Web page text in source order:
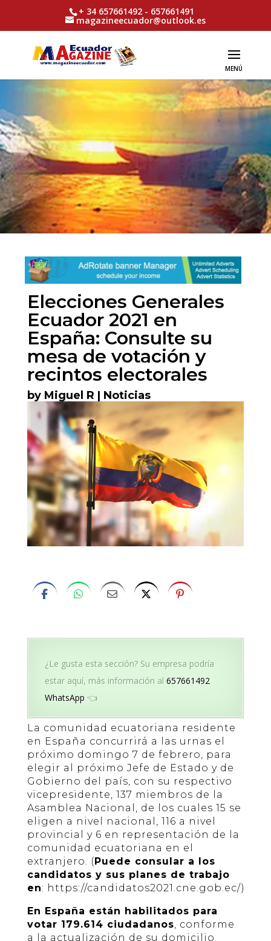
+ 34 657661492 - 657661491
magazineecuador@outlook.es
Elecciones Generales
Ecuador 2021 en
España: Consulte su
mesa de votación y
recintos electorales
by Miguel R | Noticias
¿Le gusta esta sección? Su empresa podría
estar aquí, más información al 657661492
WhatsApp 👈
La comunidad ecuatoriana residente
en España concurrirá a las urnas el
próximo domingo 7 de febrero, para
elegir al próximo Jefe de Estado y de
Gobierno del país, con su respectivo
vicepresidente, 137 miembros de la
Asamblea Nacional, de los cuales 15 se
eligen a nivel nacional, 116 a nivel
provincial y 6 en representación de la
comunidad ecuatoriana en el
extranjero. ( Puede consular a los
candidatos y sus planes de trabajo
en: https://candidatos2021.cne.gob.ec/)
En España están habilitados para
votar 179.614 ciudadanos, conforme
a la actualización de su domicilio